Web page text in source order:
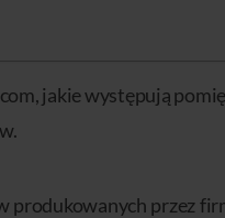
jakie występują
produkowanych przez